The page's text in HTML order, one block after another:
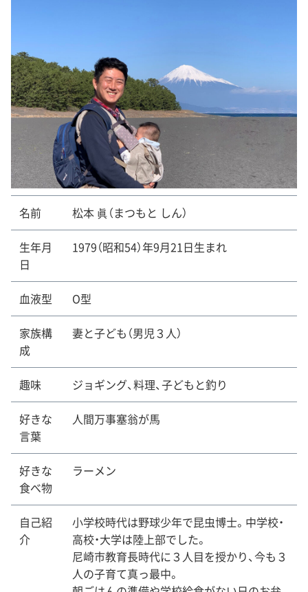
名前 松本 眞（まつもと しん）
生年月
日
1979（昭和54）年9月21日生まれ
血液型 O型
家族構
成
妻と子ども（男児３人）
趣味 ジョギング、料理、子どもと釣り
好きな
言葉
人間万事塞翁が馬
好きな
食べ物
ラーメン
自己紹
介
小学校時代は野球少年で昆虫博士。中学校・
高校・大学は陸上部でした。
尼崎市教育長時代に３人目を授かり、今も３
人の子育て真っ最中。